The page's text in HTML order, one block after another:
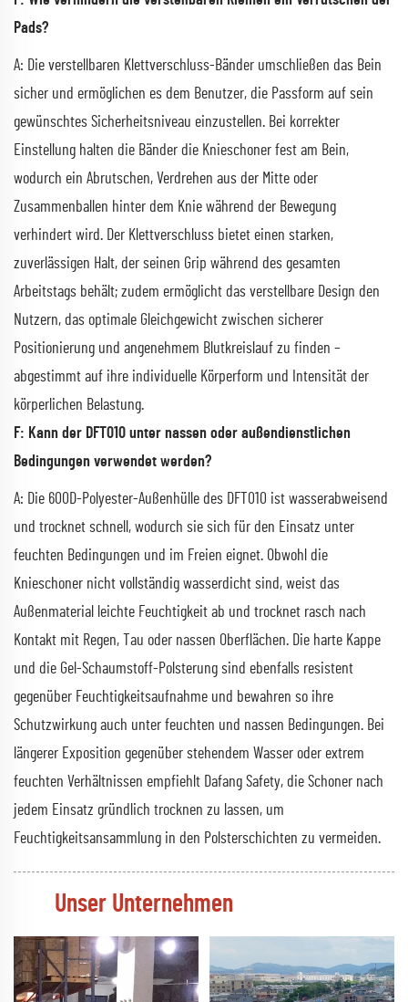
Pads?
A: Die verstellbaren Klettverschluss-Bänder umschließen das Bein
sicher und ermöglichen es dem Benutzer, die Passform auf sein
gewünschtes Sicherheitsniveau einzustellen. Bei korrekter
Einstellung halten die Bänder die Knieschoner fest am Bein,
wodurch ein Abrutschen, Verdrehen aus der Mitte oder
Zusammenballen hinter dem Knie während der Bewegung
verhindert wird. Der Klettverschluss bietet einen starken,
zuverlässigen Halt, der seinen Grip während des gesamten
Arbeitstags behält; zudem ermöglicht das verstellbare Design den
Nutzern, das optimale Gleichgewicht zwischen sicherer
Positionierung und angenehmem Blutkreislauf zu finden –
abgestimmt auf ihre individuelle Körperform und Intensität der
körperlichen Belastung.
F: Kann der DFT010 unter nassen oder außendienstlichen
Bedingungen verwendet werden?
A: Die 600D-Polyester-Außenhülle des DFT010 ist wasserabweisend
und trocknet schnell, wodurch sie sich für den Einsatz unter
feuchten Bedingungen und im Freien eignet. Obwohl die
Knieschoner nicht vollständig wasserdicht sind, weist das
Außenmaterial leichte Feuchtigkeit ab und trocknet rasch nach
Kontakt mit Regen, Tau oder nassen Oberflächen. Die harte Kappe
und die Gel-Schaumstoff-Polsterung sind ebenfalls resistent
gegenüber Feuchtigkeitsaufnahme und bewahren so ihre
Schutzwirkung auch unter feuchten und nassen Bedingungen. Bei
längerer Exposition gegenüber stehendem Wasser oder extrem
feuchten Verhältnissen empfiehlt Dafang Safety, die Schoner nach
jedem Einsatz gründlich trocknen zu lassen, um
Feuchtigkeitsansammlung in den Polsterschichten zu vermeiden.
Unser Unternehmen